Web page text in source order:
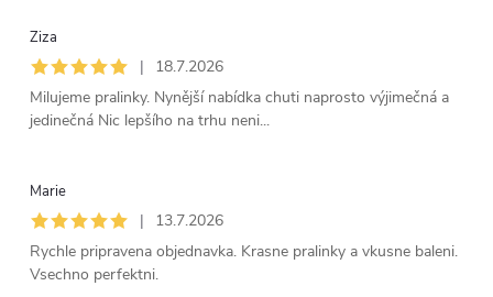
s
h
o
d
Ziza
|
18.7.2026
Milujeme pralinky. Nynější nabídka chuti naprosto výjimečná a
jedinečná Nic lepšího na trhu neni...
Marie
|
13.7.2026
Rychle pripravena objednavka. Krasne pralinky a vkusne baleni.
Vsechno perfektni.